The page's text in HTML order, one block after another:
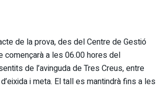
de la prova, des del Centre de Gestió
començarà a les 06.00 hores del
de l’avinguda de Tres Creus, entre
i meta. El tall es mantindrà fins a les